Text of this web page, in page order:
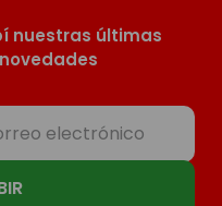
nuestras últimas